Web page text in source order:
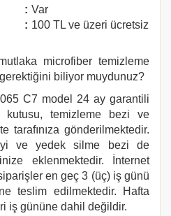
: Var
: 100 TL ve üzeri ücretsiz
microfiber temizleme
biliyor muydunuz?
C7 model 24 ay garantili
kutusu, temizleme bezi ve
tarafınıza gönderilmektedir.
ve yedek silme bezi de
eklenmektedir. İnternet
en geç 3 (üç) iş günü
teslim edilmektedir. Hafta
iş gününe dahil değildir.